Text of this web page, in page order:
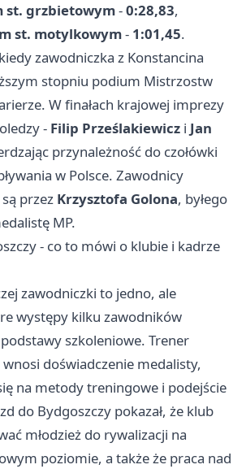
st. grzbietowym-0:28,83,
st. motylkowym- 1:01,45.
zawodniczka z Konstancina
stopniu podium Mistrzostw
W finałach krajowej imprezy
- Filip Prześlakiewicz i Jan
przynależność do czołówki
w Polsce. Zawodnicy
przez Krzysztofa Golona, byłego
MP.
- co to mówi o klubie i kadrze
zawodniczki to jedno, ale
występy kilku zawodników
szkoleniowe. Trener
wnosi doświadczenie medalisty,
na metody treningowe i podejście
do Bydgoszczy pokazał, że klub
młodzież do rywalizacji na
poziomie, a także że praca nad